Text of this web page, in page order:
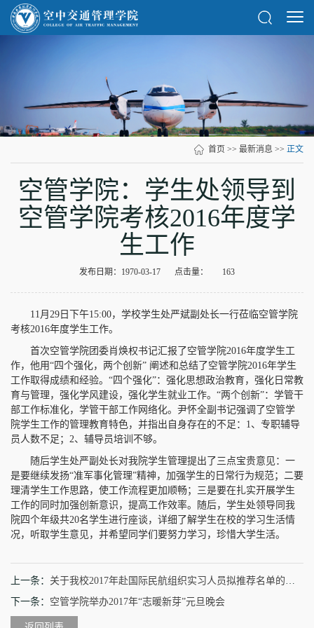
首页 >> 最新消息 >> 正文
空管学院：学生处领导到
空管学院考核2016年度学
生工作
发布日期：1970-03-17 点击量： 163
11月29日下午15:00，学校学生处严斌副处长一行莅临空管学院
考核2016年度学生工作。
首次空管学院团委肖焕权书记汇报了空管学院2016年度学生工
作，他用“四个强化，两个创新” 阐述和总结了空管学院2016年学生
工作取得成绩和经验。“四个强化”：强化思想政治教育，强化日常教
育与管理，强化学风建设，强化学生就业工作。“两个创新”：学管干
部工作标准化，学管干部工作网络化。尹怀全副书记强调了空管学
院学生工作的管理教育特色，并指出自身存在的不足：1、专职辅导
员人数不足；2、辅导员培训不够。
随后学生处严副处长对我院学生管理提出了三点宝贵意见：一
是要继续发扬“准军事化管理”精神，加强学生的日常行为规范；二要
理清学生工作思路，使工作流程更加顺畅；三是要在扎实开展学生
工作的同时加强创新意识，提高工作效率。随后，学生处领导同我
院四个年级共20名学生进行座谈，详细了解学生在校的学习生活情
况，听取学生意见，并希望同学们要努力学习，珍惜大学生活。
上一条： 关于我校2017年赴国际民航组织实习人员拟推荐名单的公示
下一条： 空管学院举办2017年“志暖新芽”元旦晚会